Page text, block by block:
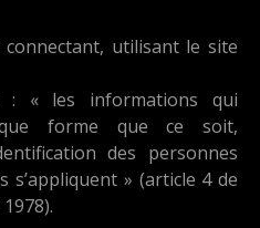
utilisant le site
« les informations qui
forme que ce soit,
des personnes
s’appliquent » (article 4 de